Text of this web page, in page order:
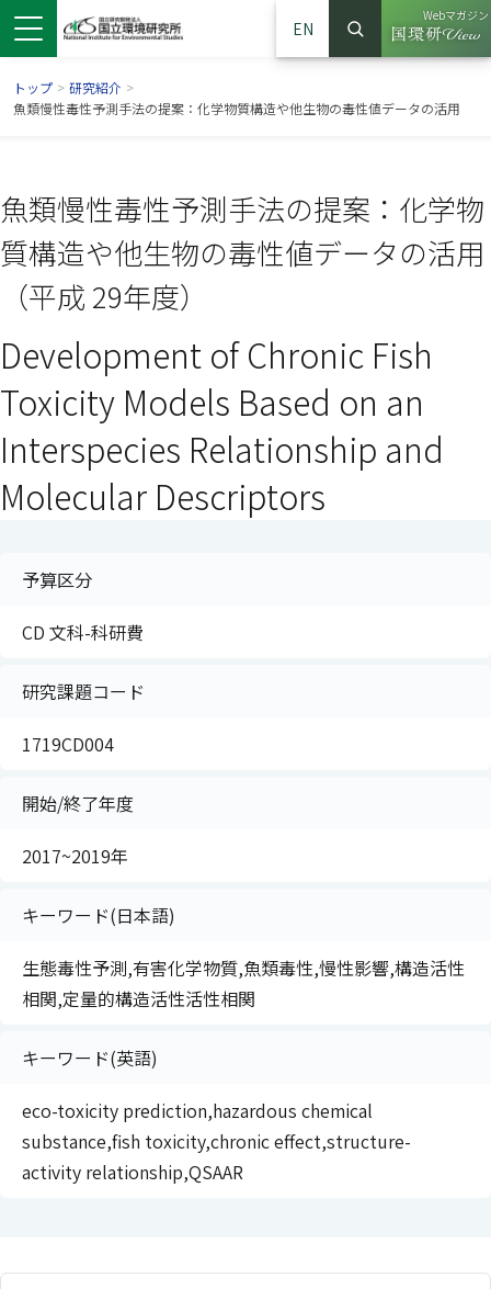
ドウで開きます）
ンドウで開きます）
ウインドウで開きます）
EN
サイト内検索
検索
Webマガジン
（別ウイ
トップ > 研究紹介 >
魚類慢性毒性予測手法の提案：化学物質構造や他生物の毒性値データの活用
魚類慢性毒性予測手法の提案：化学物
質構造や他生物の毒性値データの活用
（平成 29年度）
Development of Chronic Fish
Toxicity Models Based on an
Interspecies Relationship and
Molecular Descriptors
予算区分
CD 文科-科研費
研究課題コード
1719CD004
開始/終了年度
2017~2019年
キーワード(日本語)
生態毒性予測,有害化学物質,魚類毒性,慢性影響,構造活性
相関,定量的構造活性活性相関
キーワード(英語)
eco-toxicity prediction,hazardous chemical
substance,fish toxicity,chronic effect,structure-
activity relationship,QSAAR